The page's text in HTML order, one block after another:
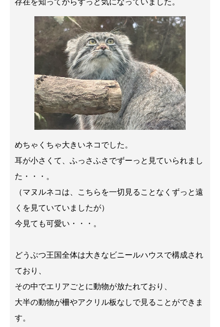
めちゃくちゃ大きいネコでした。
耳が小さくて、ふっさふさでずーっと見ていられまし
た・・・。
（マヌルネコは、こちらを一切見ることなくずっと遠
くを見ていていましたが）
今見ても可愛い・・・。
どうぶつ王国全体は大きなビニールハウスで構成され
ており、
その中でエリアごとに動物が放たれており、
大半の動物が柵やアクリル板なしで見ることができま
す。